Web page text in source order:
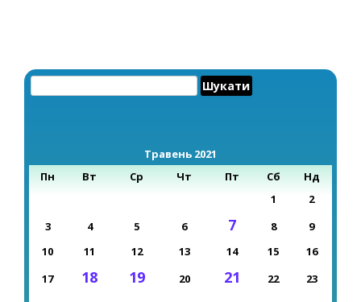
Травень 2021
Пн
Вт Ср Чт Пт Сб
Нд
1
2
3
4 5 6 7 8
9
10
11 12 13 14 15
16
17
18 19 20 21 22 23